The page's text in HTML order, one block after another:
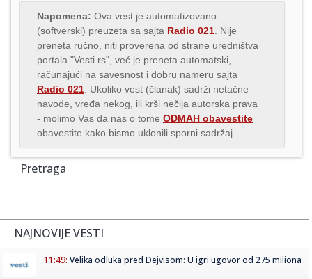
Napomena: Ova vest je automatizovano
(softverski) preuzeta sa sajta Radio 021 . Nije
preneta ručno, niti proverena od strane uredništva
portala "Vesti.rs", već je preneta automatski,
računajući na savesnost i dobru nameru sajta
Radio 021 . Ukoliko vest (članak) sadrži netačne
navode, vređa nekog, ili krši nečija autorska prava
- molimo Vas da nas o tome ODMAH obavestite
obavestite kako bismo uklonili sporni sadržaj.
Pretraga
NAJNOVIJE VESTI
11:49: Velika odluka pred Dejvisom: U igri ugovor od 275 miliona